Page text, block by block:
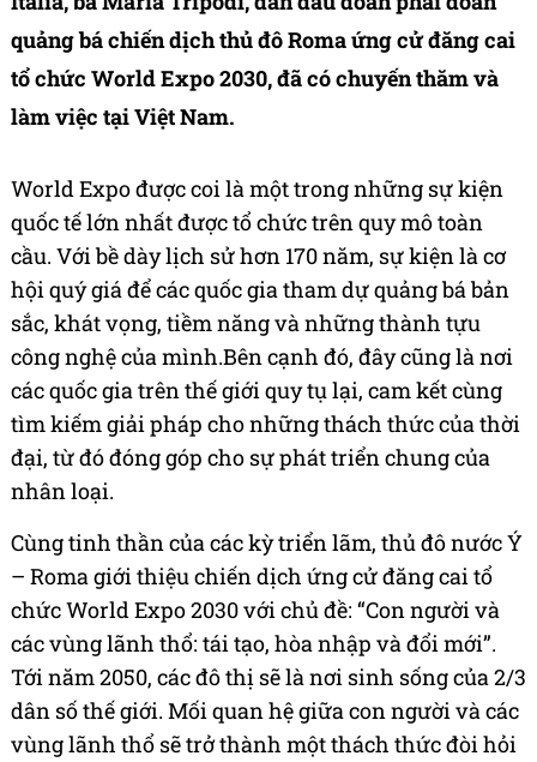
quảng bá chiến dịch thủ đô Roma ứng cử đăng cai
tổ chức World Expo 2030, đã có chuyến thăm và
làm việc tại Việt Nam.
World Expo được coi là một trong những sự kiện
quốc tế lớn nhất được tổ chức trên quy mô toàn
cầu. Với bề dày lịch sử hơn 170 năm, sự kiện là cơ
hội quý giá để các quốc gia tham dự quảng bá bản
sắc, khát vọng, tiềm năng và những thành tựu
công nghệ của mình.Bên cạnh đó, đây cũng là nơi
các quốc gia trên thế giới quy tụ lại, cam kết cùng
tìm kiếm giải pháp cho những thách thức của thời
đại, từ đó đóng góp cho sự phát triển chung của
nhân loại.
Cùng tinh thần của các kỳ triển lãm, thủ đô nước Ý
– Roma giới thiệu chiến dịch ứng cử đăng cai tổ
chức World Expo 2030 với chủ đề: “Con người và
các vùng lãnh thổ: tái tạo, hòa nhập và đổi mới”.
Tới năm 2050, các đô thị sẽ là nơi sinh sống của 2/3
dân số thế giới. Mối quan hệ giữa con người và các
vùng lãnh thổ sẽ trở thành một thách thức đòi hỏi